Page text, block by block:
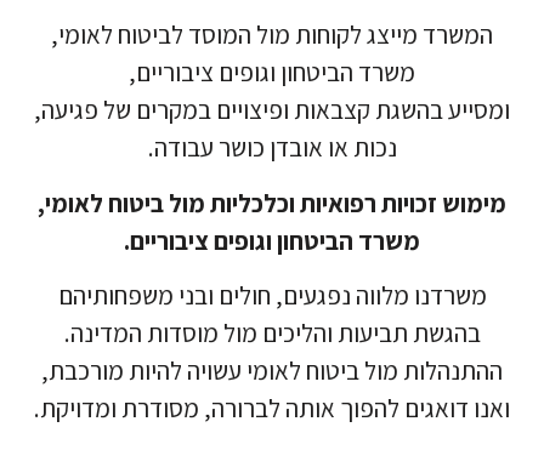
המשרד מייצג לקוחות מול המוסד לביטוח לאומי,
משרד הביטחון וגופים ציבוריים,
ומסייע בהשגת קצבאות ופיצויים במקרים של פגיעה,
נכות או אובדן כושר עבודה.
מימוש זכויות רפואיות וכלכליות מול ביטוח לאומי,
משרד הביטחון וגופים ציבוריים.
משרדנו מלווה נפגעים, חולים ובני משפחותיהם
בהגשת תביעות והליכים מול מוסדות המדינה.
ההתנהלות מול ביטוח לאומי עשויה להיות מורכבת,
ואנו דואגים להפוך אותה לברורה, מסודרת ומדויקת.